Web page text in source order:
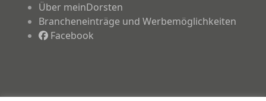
Über meinDorsten
Brancheneinträge und Werbemöglichkeiten
Facebook